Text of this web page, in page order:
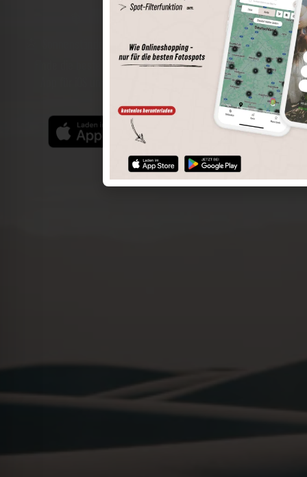
Spots speichern
Sonnenstände am Spot
Spotdetails
Filterfunktion
Finde die besten Fotospots noch einfacher mit unserer
App für iOS und Android und genieße einen größeren